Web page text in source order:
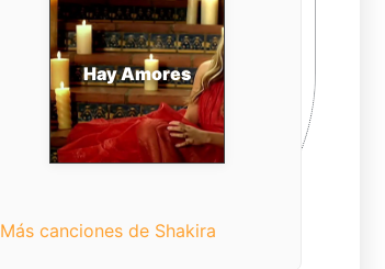
Hay Amores
Más canciones de Shakira